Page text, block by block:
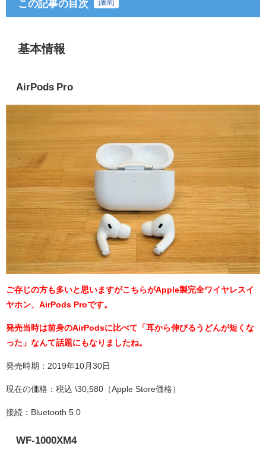
この記事の目次 [表示]
基本情報
AirPods Pro
ご存じの方も多いと思いますがこちらがApple製完全ワイヤレスイ
ヤホン、AirPods Proです。
発売当時は前身のAirPodsに比べて「耳から伸びるうどんが短くな
った」なんて話題にもなりましたね。
発売時期：2019年10月30日
現在の価格：税込 \30,580（Apple Store価格）
接続：Bluetooth 5.0
WF-1000XM4